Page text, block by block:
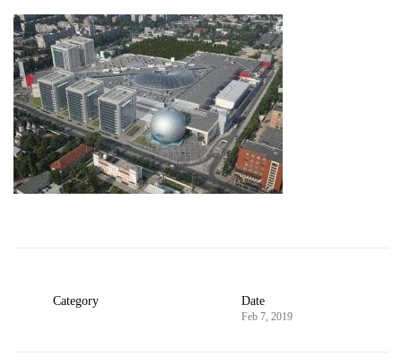
Category Date
Feb 7, 2019